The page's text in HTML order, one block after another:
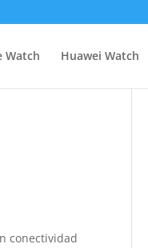
Watch Huawei Watch
conectividad